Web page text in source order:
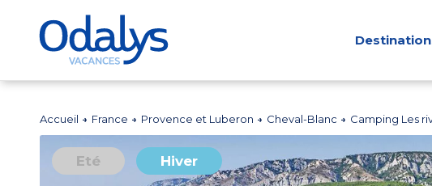
Accueil France Provence et Luberon Cheval-Blanc Camping Les
Eté Hiver